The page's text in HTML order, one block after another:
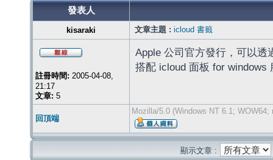
發表人
kisaraki 文章主題 : icloud 書籤
註冊時間: 2005-04-08,
21:17
文章: 5
Apple 公司官方發行，可以透
搭配 icloud 面板 for windows
回頂端
Mozilla/5.0 (Windows NT 6.1;
顯示文章 :